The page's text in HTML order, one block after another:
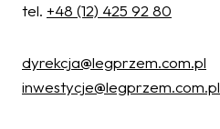
tel. +48 (12) 425 92 80
dyrekcja@legprzem.com.pl
inwestycje@legprzem.com.pl